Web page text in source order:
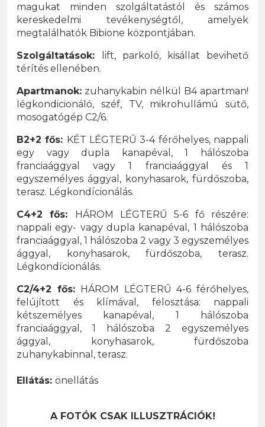
magukat minden szolgáltatástól és számos
kereskedelmi tevékenységtől, amelyek
megtalálhatók Bibione központjában.
Szolgáltatások:
lift, parkoló, kisállat bevihető
térítés ellenében.
Apartmanok: zuhanykabin nélkül B4 apartman!
légkondicionáló, széf, TV, mikrohullámú sütő,
mosogatógép C2/6.
B2+2 fős: KÉT LÉGTERŰ 3-4 férőhelyes, nappali
egy vagy dupla kanapéval, 1 hálószoba
franciaággyal vagy 1 franciaággyal és 1
egyszemélyes ággyal, konyhasarok, fürdőszoba,
terasz. Légkondícionálás.
C4+2 fős: HÁROM LÉGTERŰ 5-6 fő részére:
nappali egy- vagy dupla kanapéval, 1 hálószoba
franciaággyal, 1 hálószoba 2 vagy 3 egyszemélyes
ággyal, konyhasarok, fürdőszoba, terasz.
Légkondícionálás.
C2/4+2 fős: HÁROM LÉGTERŰ 4-6 férőhelyes,
felújított és klímával, felosztása: nappali
kétszemélyes kanapéval, 1 hálószoba
franciaággyal, 1 hálószoba 2 egyszemélyes
ággyal, konyhasarok, fürdőszoba
zuhanykabinnal, terasz.
Ellátás: önellátás
A FOTÓK CSAK ILLUSZTRÁCIÓK!